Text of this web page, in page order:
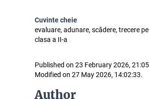
Cuvinte cheie
evaluare, adunare, scădere, trecere
clasa a II-a
Published on 23 February 2026,
Modified on 27 May 2026, 14:02:33.
Author